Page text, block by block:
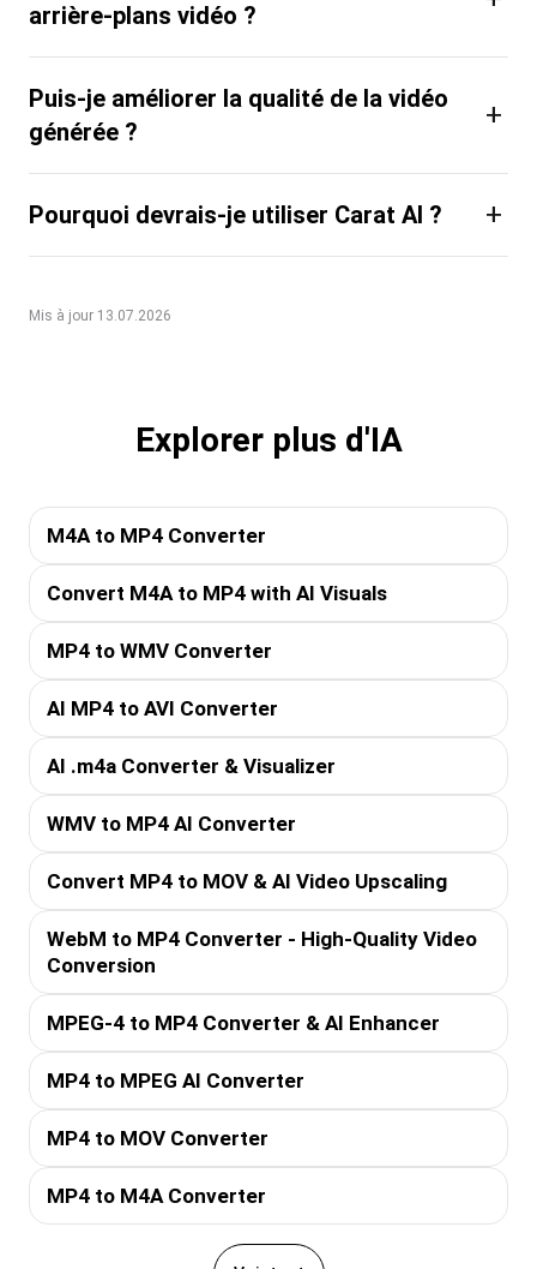
arrière-plans vidéo ?
Puis-je améliorer la qualité de la vidéo
générée ?
+
Pourquoi devrais-je utiliser Carat AI ? +
Mis à jour 13.07.2026
Explorer plus d'IA
M4A to MP4 Converter
Convert M4A to MP4 with AI Visuals
MP4 to WMV Converter
AI MP4 to AVI Converter
AI .m4a Converter & Visualizer
WMV to MP4 AI Converter
Convert MP4 to MOV & AI Video Upscaling
WebM to MP4 Converter - High-Quality Video
Conversion
MPEG-4 to MP4 Converter & AI Enhancer
MP4 to MPEG AI Converter
MP4 to MOV Converter
MP4 to M4A Converter